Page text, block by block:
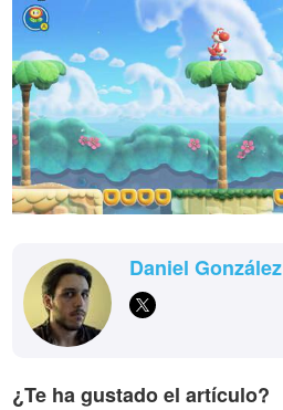
Daniel González
¿Te ha gustado el artículo?